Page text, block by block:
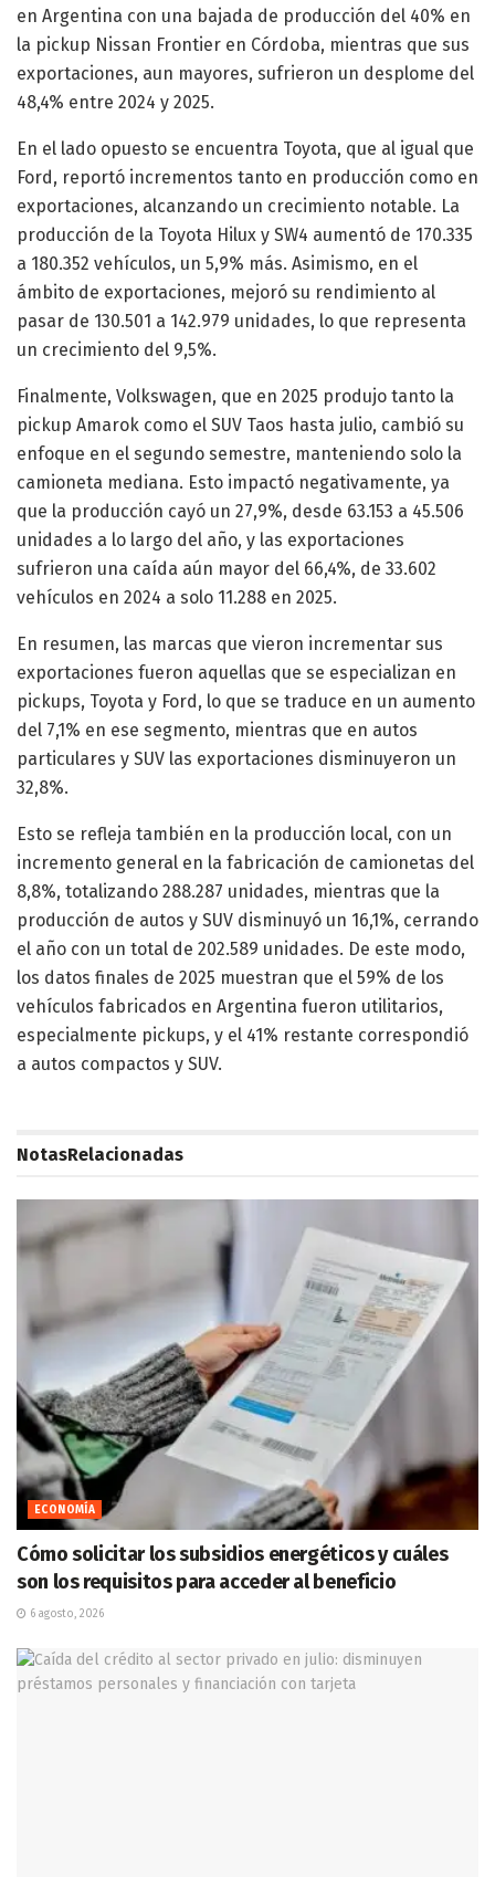
en Argentina con una bajada de producción del 40% en
la pickup Nissan Frontier en Córdoba, mientras que sus
exportaciones, aun mayores, sufrieron un desplome del
48,4% entre 2024 y 2025.
En el lado opuesto se encuentra Toyota, que al igual que
Ford, reportó incrementos tanto en producción como en
exportaciones, alcanzando un crecimiento notable. La
producción de la Toyota Hilux y SW4 aumentó de 170.335
a 180.352 vehículos, un 5,9% más. Asimismo, en el
ámbito de exportaciones, mejoró su rendimiento al
pasar de 130.501 a 142.979 unidades, lo que representa
un crecimiento del 9,5%.
Finalmente, Volkswagen, que en 2025 produjo tanto la
pickup Amarok como el SUV Taos hasta julio, cambió su
enfoque en el segundo semestre, manteniendo solo la
camioneta mediana. Esto impactó negativamente, ya
que la producción cayó un 27,9%, desde 63.153 a 45.506
unidades a lo largo del año, y las exportaciones
sufrieron una caída aún mayor del 66,4%, de 33.602
vehículos en 2024 a solo 11.288 en 2025.
En resumen, las marcas que vieron incrementar sus
exportaciones fueron aquellas que se especializan en
pickups, Toyota y Ford, lo que se traduce en un aumento
del 7,1% en ese segmento, mientras que en autos
particulares y SUV las exportaciones disminuyeron un
32,8%.
Esto se refleja también en la producción local, con un
incremento general en la fabricación de camionetas del
8,8%, totalizando 288.287 unidades, mientras que la
producción de autos y SUV disminuyó un 16,1%, cerrando
el año con un total de 202.589 unidades. De este modo,
los datos finales de 2025 muestran que el 59% de los
vehículos fabricados en Argentina fueron utilitarios,
especialmente pickups, y el 41% restante correspondió
a autos compactos y SUV.
NotasRelacionadas
ECONOMÍA
Cómo solicitar los subsidios energéticos y cuáles
son los requisitos para acceder al beneficio
6 agosto, 2026